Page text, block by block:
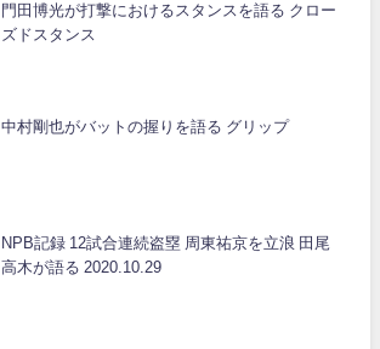
門田博光が打撃におけるスタンスを語る クロー
ズドスタンス
中村剛也がバットの握りを語る グリップ
NPB記録 12試合連続盗塁 周東祐京を立浪 田尾
高木が語る 2020.10.29